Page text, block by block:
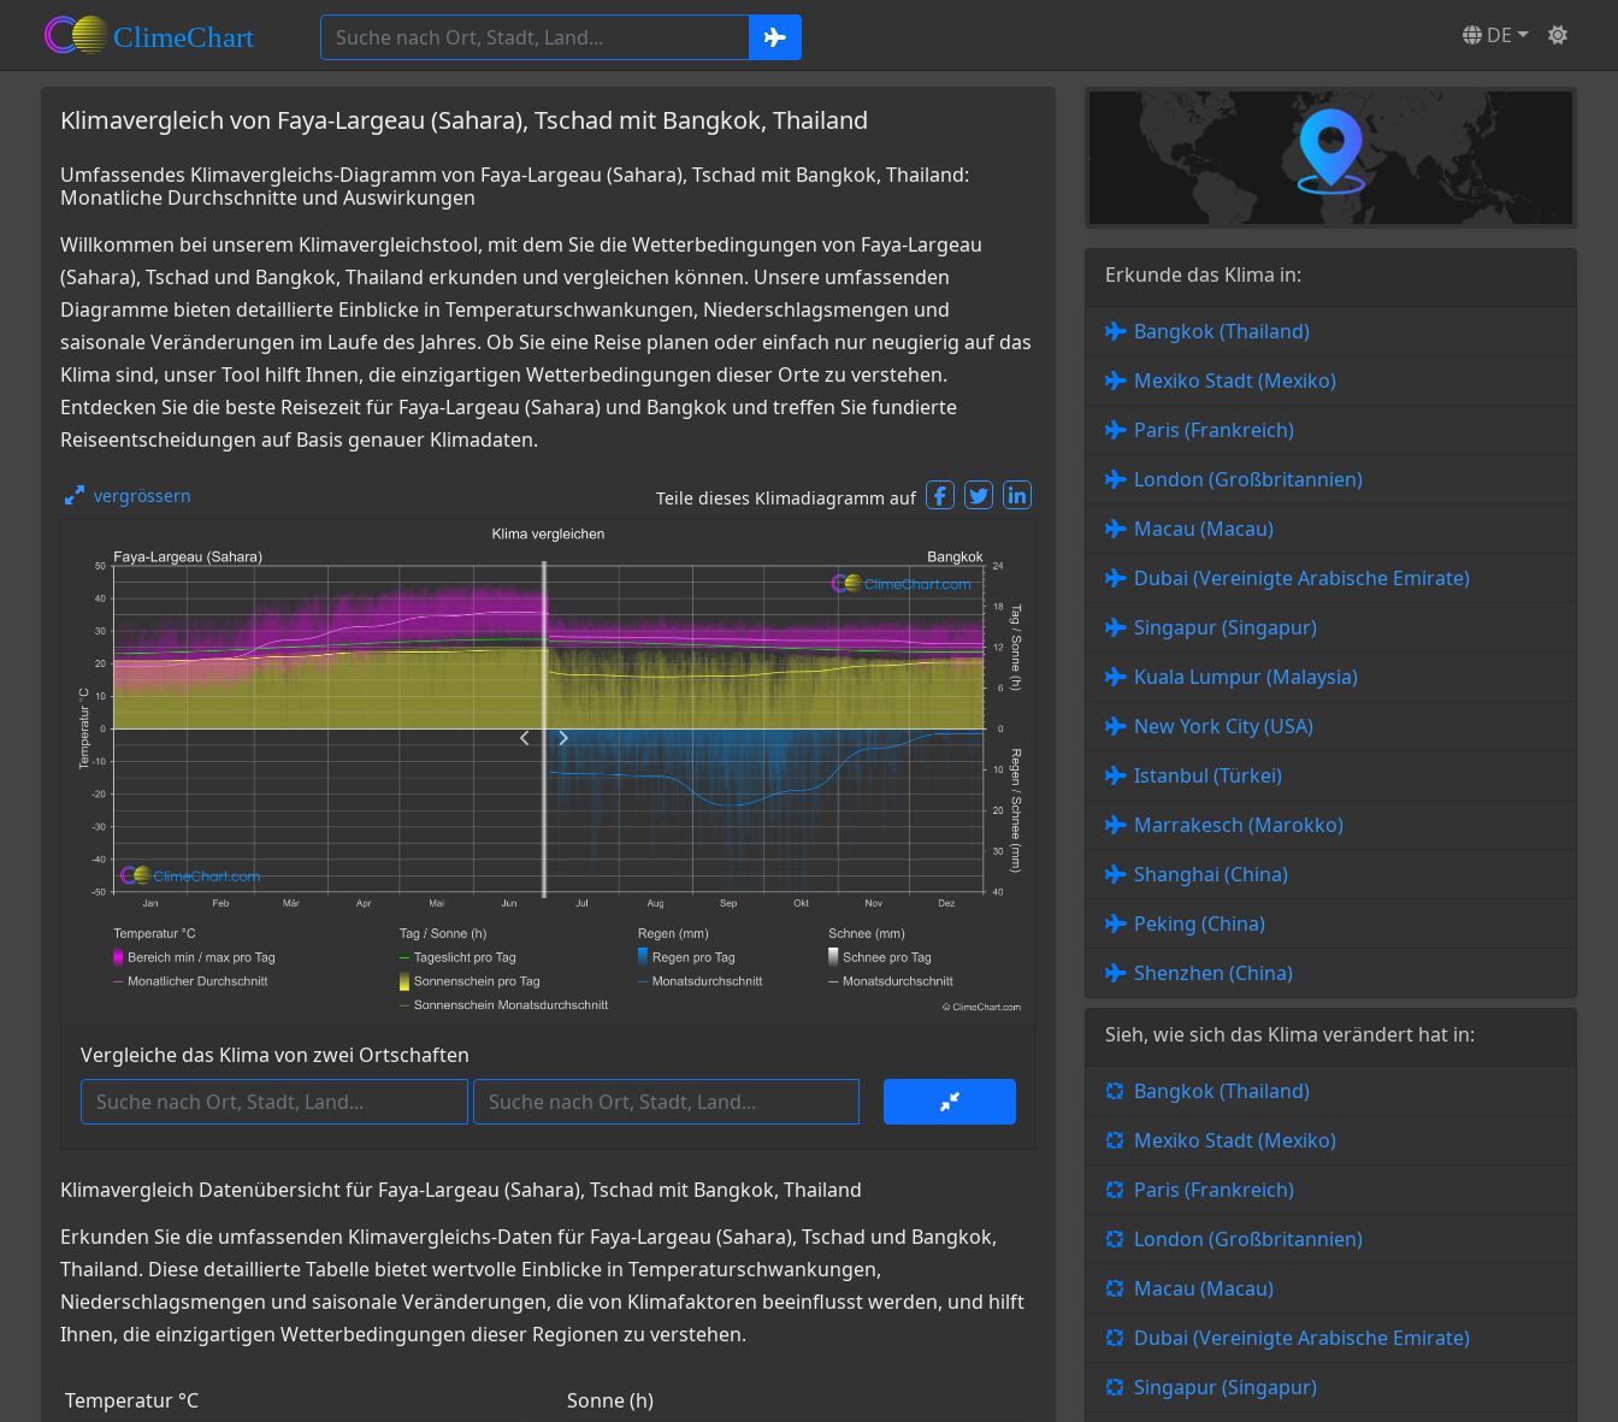
DE
Klimavergleich von Faya-Largeau (Sahara), Tschad mit Bangkok, Thailand
Umfassendes Klimavergleichs-Diagramm von Faya-Largeau (Sahara), Tschad mit Bangkok, Thailand:
Monatliche Durchschnitte und Auswirkungen
Willkommen bei unserem Klimavergleichstool, mit dem Sie die Wetterbedingungen von Faya-Largeau
(Sahara), Tschad und Bangkok, Thailand erkunden und vergleichen können. Unsere umfassenden
Diagramme bieten detaillierte Einblicke in Temperaturschwankungen, Niederschlagsmengen und
saisonale Veränderungen im Laufe des Jahres. Ob Sie eine Reise planen oder einfach nur neugierig auf das
Klima sind, unser Tool hilft Ihnen, die einzigartigen Wetterbedingungen dieser Orte zu verstehen.
Entdecken Sie die beste Reisezeit für Faya-Largeau (Sahara) und Bangkok und treffen Sie fundierte
Reiseentscheidungen auf Basis genauer Klimadaten.
vergrössern Teile dieses Klimadiagramm auf
Vergleiche das Klima von zwei Ortschaften
Klimavergleich Datenübersicht für Faya-Largeau (Sahara), Tschad mit Bangkok, Thailand
Erkunden Sie die umfassenden Klimavergleichs-Daten für Faya-Largeau (Sahara), Tschad und Bangkok,
Thailand. Diese detaillierte Tabelle bietet wertvolle Einblicke in Temperaturschwankungen,
Niederschlagsmengen und saisonale Veränderungen, die von Klimafaktoren beeinflusst werden, und hilft
Ihnen, die einzigartigen Wetterbedingungen dieser Regionen zu verstehen.
Temperatur °C Sonne (h)
Erkunde das Klima in:
Bangkok (Thailand)
Mexiko Stadt (Mexiko)
Paris (Frankreich)
London (Großbritannien)
Macau (Macau)
Dubai (Vereinigte Arabische Emirate)
Singapur (Singapur)
Kuala Lumpur (Malaysia)
New York City (USA)
Istanbul (Türkei)
Marrakesch (Marokko)
Shanghai (China)
Peking (China)
Shenzhen (China)
Sieh, wie sich das Klima verändert hat in:
Bangkok (Thailand)
Mexiko Stadt (Mexiko)
Paris (Frankreich)
London (Großbritannien)
Macau (Macau)
Dubai (Vereinigte Arabische Emirate)
Singapur (Singapur)